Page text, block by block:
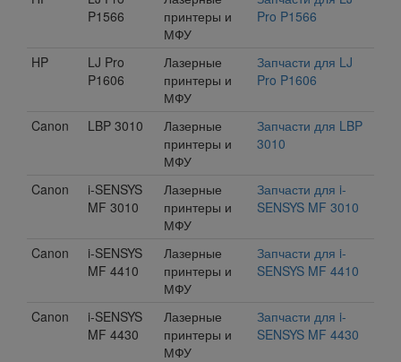
P1566
принтеры и
МФУ
Pro P1566
HP
LJ Pro
P1606
Лазерные
принтеры и
МФУ
Запчасти для LJ
Pro P1606
Canon LBP 3010
Лазерные
принтеры и
МФУ
Запчасти для LBP
3010
Canon
i-SENSYS
MF 3010
Лазерные
принтеры и
МФУ
Запчасти для i-
SENSYS MF 3010
Canon
i-SENSYS
MF 4410
Лазерные
принтеры и
МФУ
Запчасти для i-
SENSYS MF 4410
Canon
i-SENSYS
MF 4430
Лазерные
принтеры и
МФУ
Запчасти для i-
SENSYS MF 4430